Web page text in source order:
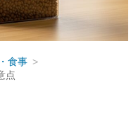
食事
点